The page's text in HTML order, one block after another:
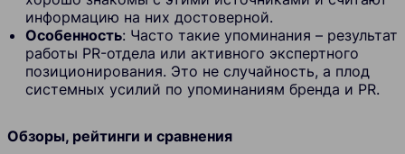
информацию на них достоверной.
Особенность: Часто такие упоминания – результат
работы PR-отдела или активного экспертного
позиционирования. Это не случайность, а плод
системных усилий по упоминаниям бренда и PR.
Обзоры, рейтинги и сравнения